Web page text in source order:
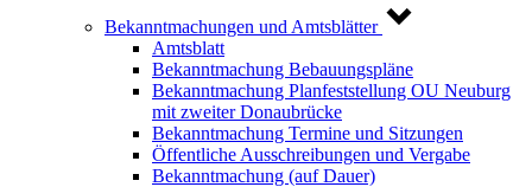
Bekanntmachungen und Amtsblätter
Amtsblatt
Bekanntmachung Bebauungspläne
Bekanntmachung Planfeststellung OU Neuburg
mit zweiter Donaubrücke
Bekanntmachung Termine und Sitzungen
Öffentliche Ausschreibungen und Vergabe
Bekanntmachung (auf Dauer)